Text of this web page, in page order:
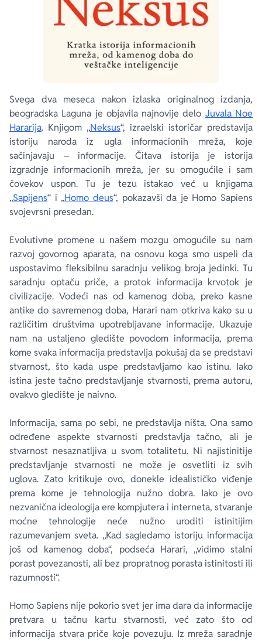
Svega dva meseca nakon izlaska originalnog izdanja,
beogradska Laguna je objavila najnovije delo Juvala Noe
Hararija. Knjigom „Neksus“, izraelski istoričar predstavlja
istoriju naroda iz ugla informacionih mreža, koje
sačinjavaju – informacije. Čitava istorija je istorija
izgradnje informacionih mreža, jer su omogućile i sam
čovekov uspon. Tu je tezu istakao već u knjigama
„Sapijens“ i „Homo deus“, pokazavši da je Homo Sapiens
svojevrsni presedan.
Evolutivne promene u našem mozgu omogućile su nam
razvoj govornog aparata, na osnovu koga smo uspeli da
uspostavimo fleksibilnu saradnju velikog broja jedinki. Tu
saradnju optaču priče, a protok informacija krvotok je
civilizacije. Vodeći nas od kamenog doba, preko kasne
antike do savremenog doba, Harari nam otkriva kako su u
različitim društvima upotrebljavane informacije. Ukazuje
nam na ustaljeno gledište povodom informacija, prema
kome svaka informacija predstavlja pokušaj da se predstavi
stvarnost, što kada uspe predstavljamo kao istinu. Iako
istina jestetačno predstavljanje stvarnosti, prema autoru,
ovakvo gledište je naivno.
Informacija, sama po sebi, ne predstavlja ništa. Ona samo
određene aspekte stvarnosti predstavlja tačno, ali je
stvarnost nesaznatljiva u svom totalitetu. Ni najistinitije
predstavljanje stvarnosti ne može je osvetliti iz svih
uglova. Zato kritikuje ovo, donekle idealističko viđenje
prema kome je tehnologija nužno dobra. Iako je ovo
nezvanična ideologija ere kompjutera i interneta, stvaranje
moćne tehnologije neće nužno uroditi istinitijim
razumevanjem sveta. „Kad sagledamo istoriju informacija
još od kamenog doba“, podseća Harari, „vidimo stalni
porast povezanosti, ali bez propratnog porasta istinitosti ili
razumnosti“.
Homo Sapiens nije pokorio svet jer ima dara da informacije
pretvara u tačnu kartu stvarnosti, već zato što od
informacija stvara priče koje povezuju. Iz mreža saradnje